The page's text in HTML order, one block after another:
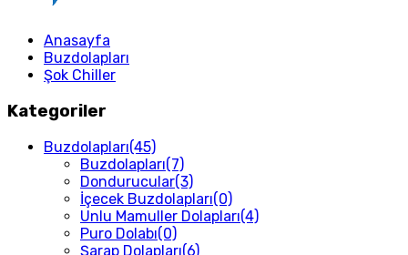
Anasayfa
Buzdolapları
Şok Chiller
Kategoriler
Buzdolapları(45)
Buzdolapları(7)
Dondurucular(3)
İçecek Buzdolapları(0)
Unlu Mamuller Dolapları(4)
Puro Dolabı(0)
Şarap Dolapları(6)